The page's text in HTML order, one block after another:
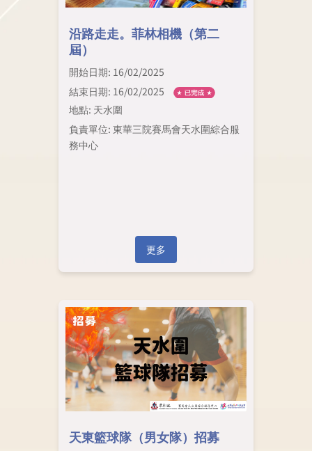
沿路走走。菲林相機（第二
屆）
開始日期: 16/02/2025
結束日期: 16/02/2025
地點: 天水圍
負責單位: 東華三院賽馬會天水圍綜合服
務中心
更多
天東籃球隊（男女隊）招募